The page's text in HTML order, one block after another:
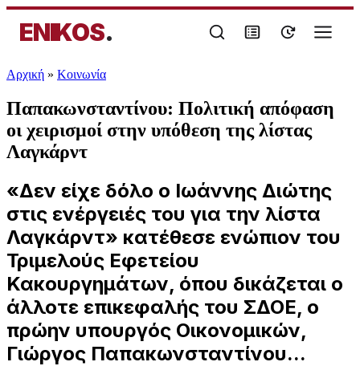
ENIKOS.
Αρχική » Κοινωνία
Παπακωνσταντίνου: Πολιτική απόφαση
οι χειρισμοί στην υπόθεση της λίστας
Λαγκάρντ
«Δεν είχε δόλο ο Ιωάννης Διώτης
στις ενέργειές του για την λίστα
Λαγκάρντ» κατέθεσε ενώπιον του
Τριμελούς Εφετείου
Κακουργημάτων, όπου δικάζεται ο
άλλοτε επικεφαλής του ΣΔΟΕ, ο
πρώην υπουργός Οικονομικών,
Γιώργος Παπακωνσταντίνου...